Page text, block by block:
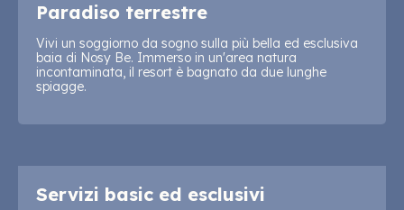
Paradiso terrestre
Vivi un soggiorno da sogno sulla più bella ed esclusiva
baia di Nosy Be. Immerso in un'area natura
incontaminata, il resort è bagnato da due lunghe
spiagge.
Servizi basic ed esclusivi